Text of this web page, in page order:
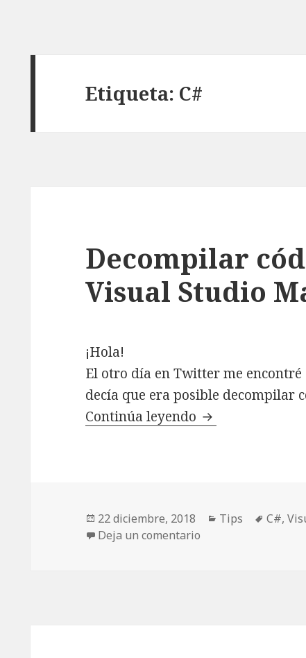
Etiqueta: C#
Decompilar
Visual Studio
¡Hola!
El otro día en Twitter me
decía que era posible decompilar
Continúa leyendo Decompilar
Publicado
el
22 diciembre, 2018 Categorías
Tips C#,
Deja un comentario